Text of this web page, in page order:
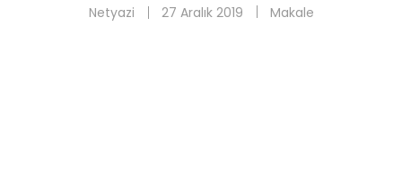
Netyazi 27 Aralık 2019 Makale